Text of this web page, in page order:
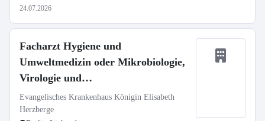
24.07.2026
Facharzt Hygiene und
Umweltmedizin oder Mikrobiologie,
Virologie und
Infektionsepidemiologie (m/w/d)
Evangelisches Krankenhaus Königin Elisabeth
Herzberge